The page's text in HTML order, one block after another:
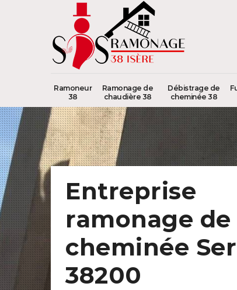
Ramoneur
38
Ramonage de
chaudière 38
Débistrage de
cheminée 38
Entreprise
ramonage de
cheminée
38200